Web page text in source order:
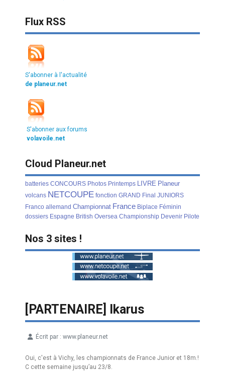
Flux RSS
S'abonner à l'actualité
de planeur.net
S'abonner aux forums
volavoile.net
Cloud Planeur.net
batteries CONCOURS Photos Printemps LIVRE Planeur
volcans NETCOUPE fonction GRAND Final JUNIORS
Franco allemand Championnat France Biplace Féminin
dossiers Espagne British Oversea Championship Devenir Pilote
Nos 3 sites !
[PARTENAIRE] Ikarus
Écrit par : www.planeur.net
Oui, c'est à Vichy, les championnats de France Junior et 18m.!
C cette semaine jusqu’au 23/8.